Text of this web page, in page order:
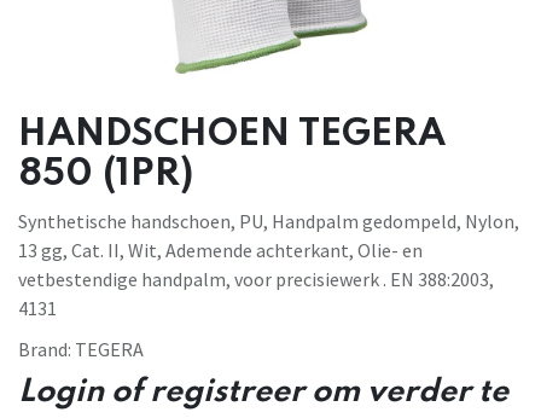
HANDSCHOEN TEGERA
850 (1PR)
Synthetische handschoen, PU, Handpalm gedompeld, Nylon,
13 gg, Cat. II, Wit, Ademende achterkant, Olie- en
vetbestendige handpalm, voor precisiewerk . EN 388:2003,
4131
Brand: TEGERA
Login of registreer om verder te